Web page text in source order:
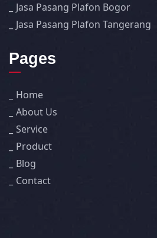
Jasa Pasang Plafon Bogor
Jasa Pasang Plafon Tangerang
Pages
Home
About Us
Service
Product
Blog
Contact